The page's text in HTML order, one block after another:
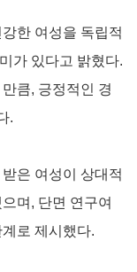
한 여성을 독립적
가 있다고 밝혔다.
큼, 긍정적인 경
.
은 여성이 상대적
며, 단면 연구여
로 제시했다.